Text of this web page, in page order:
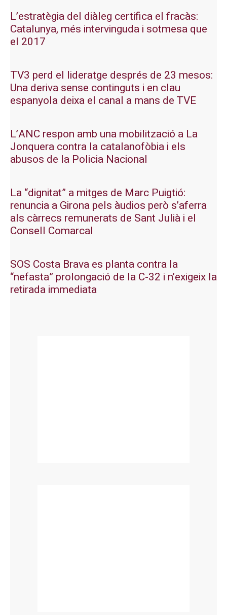
L’estratègia del diàleg certifica el fracàs:
Catalunya, més intervinguda i sotmesa que
el 2017
TV3 perd el lideratge després de 23 mesos:
Una deriva sense continguts i en clau
espanyola deixa el canal a mans de TVE
L’ANC respon amb una mobilització a La
Jonquera contra la catalanofòbia i els
abusos de la Policia Nacional
La “dignitat” a mitges de Marc Puigtió:
renuncia a Girona pels àudios però s’aferra
als càrrecs remunerats de Sant Julià i el
Consell Comarcal
SOS Costa Brava es planta contra la
“nefasta” prolongació de la C-32 i n’exigeix la
retirada immediata